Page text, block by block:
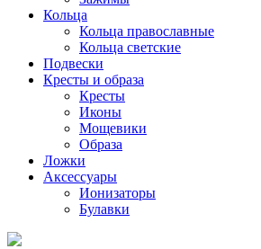
Кольца
Кольца православные
Кольца светские
Подвески
Кресты и образа
Кресты
Иконы
Мощевики
Образа
Ложки
Аксессуары
Ионизаторы
Булавки